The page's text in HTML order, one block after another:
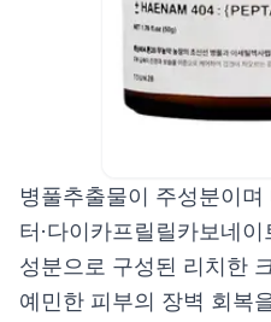
병풀추출물이 주성분이며
터·다이카프릴릴카보네
성분으로 구성된 리치한
예민한 피부의 장벽 회복